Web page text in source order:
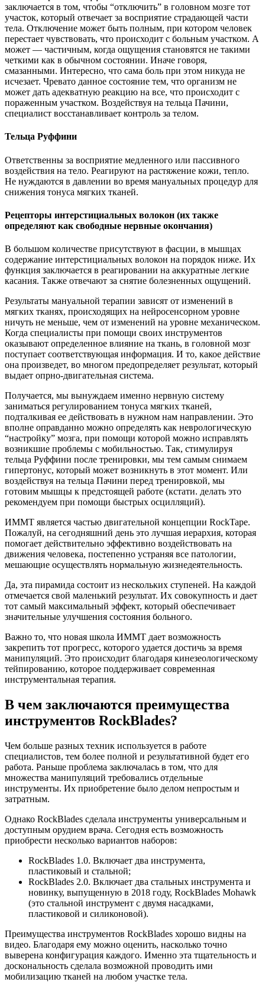
заключается в том, чтобы “отключить” в головном мозге тот
участок, который отвечает за восприятие страдающей части
тела. Отключение может быть полным, при котором человек
перестает чувствовать, что происходит с больным участком. А
может — частичным, когда ощущения становятся не такими
четкими как в обычном состоянии. Иначе говоря,
смазанными. Интересно, что сама боль при этом никуда не
исчезает. Чревато данное состояние тем, что организм не
может дать адекватную реакцию на все, что происходит с
пораженным участком. Воздействуя на тельца Пачини,
специалист восстанавливает контроль за телом.
Тельца Руффини
Ответственны за восприятие медленного или пассивного
воздействия на тело. Реагируют на растяжение кожи, тепло.
Не нуждаются в давлении во время мануальных процедур для
снижения тонуса мягких тканей.
Рецепторы интерстициальных волокон (их также
определяют как свободные нервные окончания)
В большом количестве присутствуют в фасции, в мышцах
содержание интерстициальных волокон на порядок ниже. Их
функция заключается в реагировании на аккуратные легкие
касания. Также отвечают за снятие болезненных ощущений.
Результаты мануальной терапии зависят от изменений в
мягких тканях, происходящих на нейросенсорном уровне
ничуть не меньше, чем от изменений на уровне механическом.
Когда специалисты при помощи своих инструментов
оказывают определенное влияние на ткань, в головной мозг
поступает соответствующая информация. И то, какое действие
она произведет, во многом предопределяет результат, который
выдает опрно-двигательная система.
Получается, мы вынуждаем именно нервную систему
заниматься регулированием тонуса мягких тканей,
подталкивая ее действовать в нужном нам направлении. Это
вполне оправданно можно определять как неврологическую
“настройку” мозга, при помощи которой можно исправлять
возникшие проблемы с мобильностью. Так, стимулируя
тельца Руффини после тренировки, мы тем самым снимаем
гипертонус, который может возникнуть в этот момент. Или
воздействуя на тельца Пачини перед тренировкой, мы
готовим мышцы к предстоящей работе (кстати. делать это
рекомендуем при помощи быстрых осцилляций).
ИММТ является частью двигательной концепции RockTape.
Пожалуй, на сегодняшний день это лучшая иерархия, которая
помогает действительно эффективно воздействовать на
движения человека, постепенно устраняя все патологии,
мешающие осуществлять нормальную жизнедеятельность.
Да, эта пирамида состоит из нескольких ступеней. На каждой
отмечается свой маленький результат. Их совокупность и дает
тот самый максимальный эффект, который обеспечивает
значительные улучшения состояния больного.
Важно то, что новая школа ИММТ дает возможность
закрепить тот прогресс, которого удается достичь за время
манипуляций. Это происходит благодаря кинезеологическому
тейпированию, которое поддерживает современная
инструментальная терапия.
В чем заключаются преимущества
инструментов RockBlades?
Чем больше разных техник используется в работе
специалистов, тем более полной и результативной будет его
работа. Раньше проблема заключалась в том, что для
множества манипуляций требовались отдельные
инструменты. Их приобретение было делом непростым и
затратным.
Однако RockBlades сделала инструменты универсальным и
доступным орудием врача. Сегодня есть возможность
приобрести несколько вариантов наборов:
RockBlades 1.0. Включает два инструмента,
пластиковый и стальной;
RockBlades 2.0. Включает два стальных инструмента и
новинку, выпущенную в 2018 году, RockBlades Mohawk
(это стальной инструмент с двумя насадками,
пластиковой и силиконовой).
Преимущества инструментов RockBlades хорошо видны на
видео. Благодаря ему можно оценить, насколько точно
выверена конфигурация каждого. Именно эта тщательность и
доскональность сделала возможной проводить ими
мобилизацию тканей на любом участке тела.